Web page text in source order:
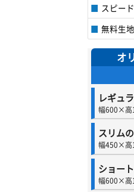
スピー
無料生
オ
レギュ
幅600×高
スリム
幅450×高
ショー
幅600×高